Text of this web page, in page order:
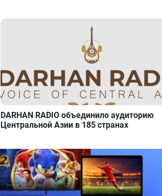
DARHAN RADIO объединило аудиторию
Центральной Азии в 185 странах